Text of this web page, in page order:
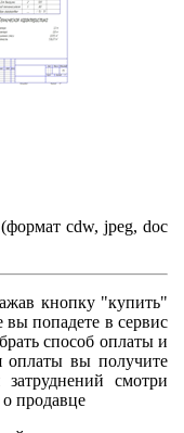
cdw, jpeg, doc
кнопку "купить"
попадете в сервис
способ оплаты и
оплаты вы получите
смотри
продавце